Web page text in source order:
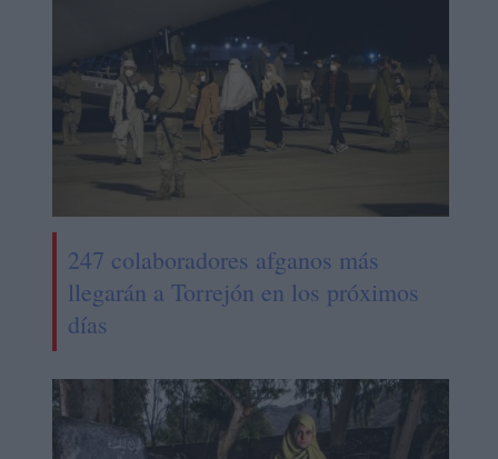
247 colaboradores afganos más
llegarán a Torrejón en los próximos
días